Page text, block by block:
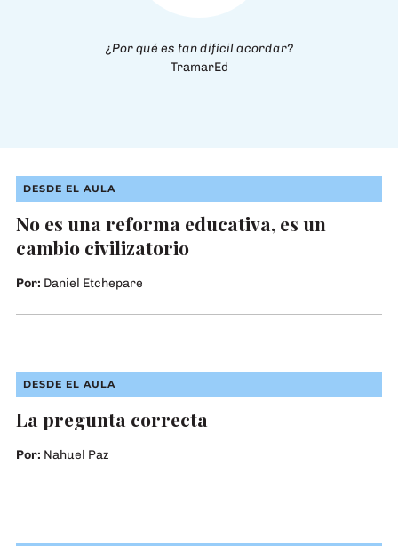
¿Por qué es tan difícil acordar?
TramarEd
DESDE EL AULA
No es una reforma educativa, es un
cambio civilizatorio
Por: Daniel Etchepare
DESDE EL AULA
Fotografía: Laura Frydenberg. En Instagram: @ojo.de.tiza
La pregunta correcta
Por: Nahuel Paz